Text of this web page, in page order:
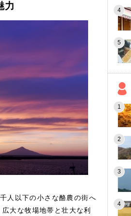
力
人以下の小さな酪農の街へ
大な牧場地帯と壮大な利